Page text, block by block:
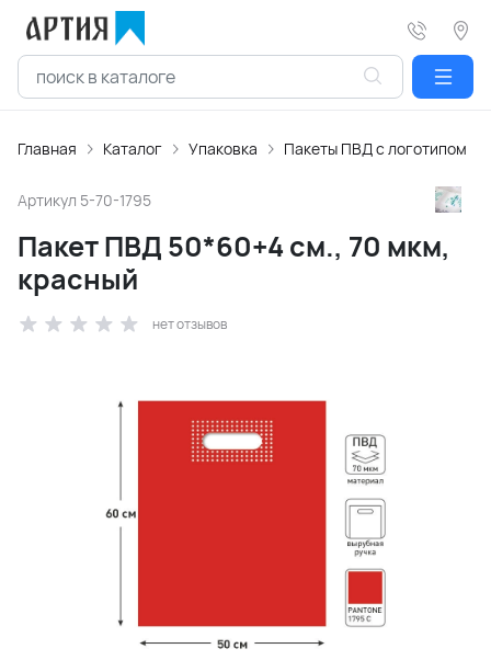
Главная Каталог Упаковка Пакеты ПВД с логотипом
Артикул 5-70-1795
Пакет ПВД 50*60+4 см., 70 мкм,
красный
нет отзывов